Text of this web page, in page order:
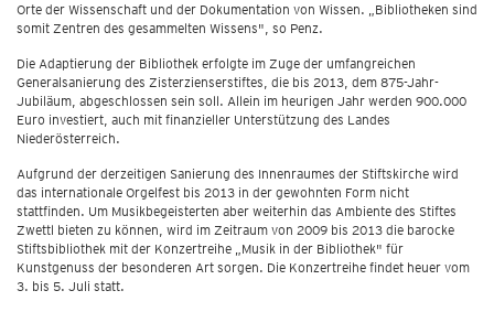
Orte der Wissenschaft und der Dokumentation von Wissen. „Bibliotheken sind
somit Zentren des gesammelten Wissens", so Penz.
Die Adaptierung der Bibliothek erfolgte im Zuge der umfangreichen
Generalsanierung des Zisterzienserstiftes, die bis 2013, dem 875-Jahr-
Jubiläum, abgeschlossen sein soll. Allein im heurigen Jahr werden 900.000
Euro investiert, auch mit finanzieller Unterstützung des Landes
Niederösterreich.
Aufgrund der derzeitigen Sanierung des Innenraumes der Stiftskirche wird
das internationale Orgelfest bis 2013 in der gewohnten Form nicht
stattfinden. Um Musikbegeisterten aber weiterhin das Ambiente des Stiftes
Zwettl bieten zu können, wird im Zeitraum von 2009 bis 2013 die barocke
Stiftsbibliothek mit der Konzertreihe „Musik in der Bibliothek" für
Kunstgenuss der besonderen Art sorgen. Die Konzertreihe findet heuer vom
3. bis 5. Juli statt.